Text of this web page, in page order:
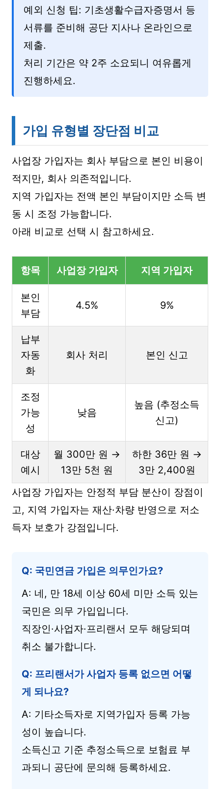
예외 신청 팁: 기초생활수급자증명서 등
서류를 준비해 공단 지사나 온라인으로
제출.
처리 기간은 약 2주 소요되니 여유롭게
진행하세요.
가입 유형별 장단점 비교
사업장 가입자는 회사 부담으로 본인 비용이
적지만, 회사 의존적입니다.
지역 가입자는 전액 본인 부담이지만 소득 변
동 시 조정 가능합니다.
아래 비교로 선택 시 참고하세요.
항목 사업장 가입자 지역 가입자
본인
부담
4.5% 9%
납부
자동
화
회사 처리 본인 신고
조정
가능
성
낮음
높음 (추정소득
신고)
대상
예시
월 300만 원 →
13만 5천 원
하한 36만 원 →
3만 2,400원
사업장 가입자는 안정적 부담 분산이 장점이
고, 지역 가입자는 재산·차량 반영으로 저소
득자 보호가 강점입니다.
Q: 국민연금 가입은 의무인가요?
A: 네, 만 18세 이상 60세 미만 소득 있는
국민은 의무 가입입니다.
직장인·사업자·프리랜서 모두 해당되며
취소 불가합니다.
Q: 프리랜서가 사업자 등록 없으면 어떻
게 되나요?
A: 기타소득자로 지역가입자 등록 가능
성이 높습니다.
소득신고 기준 추정소득으로 보험료 부
과되니 공단에 문의해 등록하세요.